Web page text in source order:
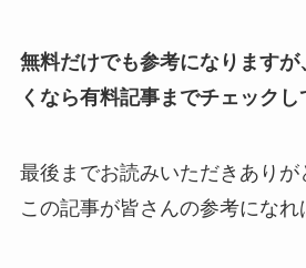
無料だけでも参考になります
くなら有料記事までチェックし
最後までお読みいただきありが
この記事が皆さんの参考になれ